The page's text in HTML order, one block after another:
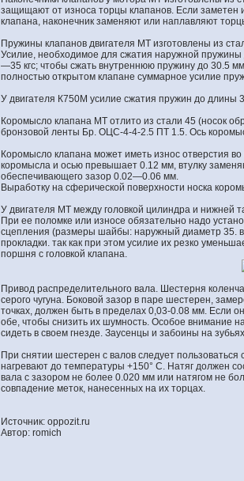
защищают от износа торцы клапанов. Если заметен
клапана, наконечник заменяют или наплавляют
Пружины клапанов двигателя МТ изготовлены из
Усилие, необходимое для сжатия наружной
—35 кгс; чтобы сжать внутреннюю пружину до 30.5
полностью открытом клапане суммарное усилие
У двигателя К750М усилие сжатия пружин до длины
Коромысло клапана МТ отлито из стали 45 (носок
бронзовой ленты Бр. ОЦС-4-4-2.5 ПТ 1.5. Ось
Коромысло клапана может иметь износ отверстия
коромысла и осью превышает 0.12 мм, втулку
обеспечивающего зазор 0.02—0.06 мм.
Выработку на сферической поверхности носка
У двигателя МТ между головкой цилиндра и нижней
При ее поломке или износе обязательно надо
сцепления (размеры шайбы: наружный диаметр 35.
прокладки. так как при этом усилие их резко
поршня с головкой клапана.
Привод распределительного вала. Шестерня
серого чугуна. Боковой зазор в паре шестерен,
точках, должен быть в пределах 0,03-0.08 мм. Если
обе, чтобы снизить их шумность. Особое внимание
сидеть в своем гнезде. Заусенцы и забоины на
При снятии шестерен с валов следует
нагревают до температуры +150° С. Натяг должен
вала с зазором не более 0.020 мм или натягом не
совпадение меток, нанесенных на их торцах.
Источник: oppozit.ru
Автор: romich